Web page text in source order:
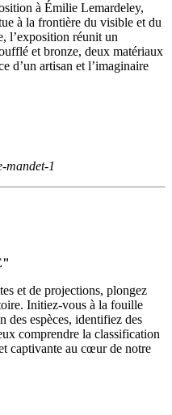
à Émilie Lemardeley,
à la frontière du visible et du
l’exposition réunit un
et bronze, deux matériaux
d’un artisan et l’imaginaire
mandet-1
et de projections, plongez
Initiez-vous à la fouille
des espèces, identifiez des
comprendre la classification
captivante au cœur de notre